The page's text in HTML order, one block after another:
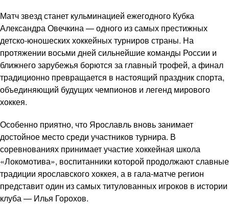
Матч звезд станет кульминацией ежегодного Кубка
Александра Овечкина — одного из самых престижных
детско-юношеских хоккейных турниров страны. На
протяжении восьми дней сильнейшие команды России и
ближнего зарубежья борются за главный трофей, а финал
традиционно превращается в настоящий праздник спорта,
объединяющий будущих чемпионов и легенд мирового
хоккея.
Особенно приятно, что Ярославль вновь занимает
достойное место среди участников турнира. В
соревнованиях принимает участие хоккейная школа
«Локомотива», воспитанники которой продолжают славные
традиции ярославского хоккея, а в гала-матче регион
представит один из самых титулованных игроков в истории
клуба — Илья Горохов.